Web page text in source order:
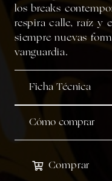
los breaks
respira calle, raíz y
siempre nuevas
vanguardia.
Ficha Técnica
Cómo comprar
Comprar